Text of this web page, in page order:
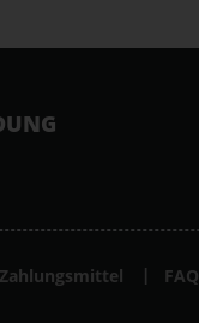
Zahlungsmittel FAQ